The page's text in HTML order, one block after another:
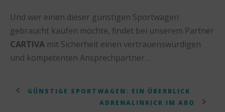
Und wer einen dieser günstigen Sportwagen
gebraucht kaufen möchte, findet bei unserem Partner
CARTIVA mit Sicherheit einen vertrauenswürdigen
und kompetenten Ansprechpartner…
GÜNSTIGE SPORTWAGEN: EIN ÜBERBLICK
ADRENALINKICK IM ABO